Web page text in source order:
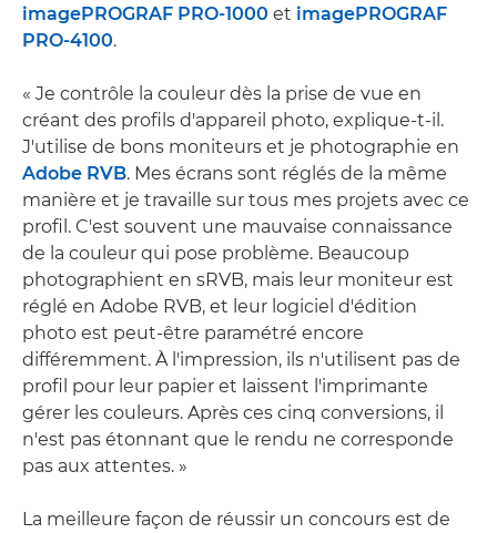
imagePROGRAF PRO-1000 et imagePROGRAF
PRO-4100.
« Je contrôle la couleur dès la prise de vue en
créant des profils d'appareil photo, explique-t-il.
J'utilise de bons moniteurs et je photographie en
Adobe RVB. Mes écrans sont réglés de la même
manière et je travaille sur tous mes projets avec ce
profil. C'est souvent une mauvaise connaissance
de la couleur qui pose problème. Beaucoup
photographient en sRVB, mais leur moniteur est
réglé en Adobe RVB, et leur logiciel d'édition
photo est peut-être paramétré encore
différemment. À l'impression, ils n'utilisent pas de
profil pour leur papier et laissent l'imprimante
gérer les couleurs. Après ces cinq conversions, il
n'est pas étonnant que le rendu ne corresponde
pas aux attentes. »
La meilleure façon de réussir un concours est de